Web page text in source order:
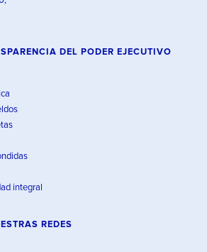
DEL PODER EJECUTIVO
integral
REDES